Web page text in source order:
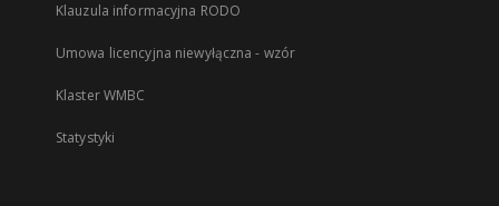
Klauzula informacyjna RODO
Umowa licencyjna niewyłączna - wzór
Klaster WMBC
Statystyki